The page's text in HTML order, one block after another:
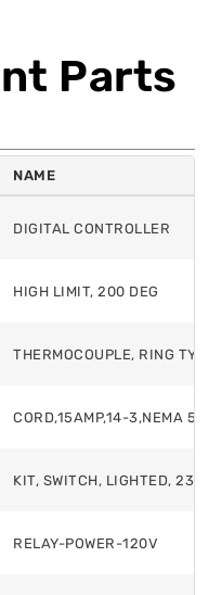
Parts
NAME
DIGITAL CONTROLLER
HIGH LIMIT, 200 DEG
THERMOCOUPLE, RING TYPE,
CORD,15AMP,14-3,NEMA 5-
KIT, SWITCH, LIGHTED, 230V
RELAY-POWER-120V